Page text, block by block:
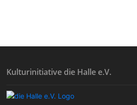
Kulturinitiative die Halle e.V.